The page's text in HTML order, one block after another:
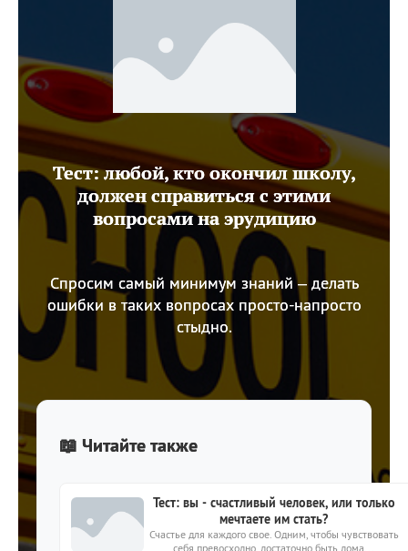
Тест: любой, кто окончил школу,
должен справиться с этими
вопросами на эрудицию
Спросим самый минимум знаний – делать
ошибки в таких вопросах просто-напросто
стыдно.
📖 Читайте также
Тест: вы - счастливый человек, или только
мечтаете им стать?
Счастье для каждого свое. Одним, чтобы чувствовать
себя превосходно, достаточно быть дома...